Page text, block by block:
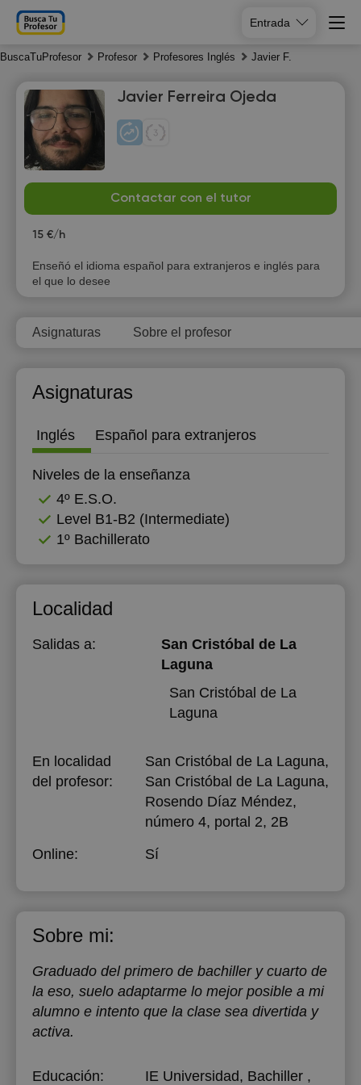
Entrada
BuscaTuProfesor Profesor Profesores Inglés Javier F.
Javier Ferreira Ojeda
Contactar con el tutor
15 €/h
Enseñó el idioma español para extranjeros e inglés para
el que lo desee
Asignaturas Sobre el profesor
Asignaturas
Inglés Español para extranjeros
Niveles de la enseñanza
4º E.S.O.
Level B1-B2 (Intermediate)
1º Bachillerato
Localidad
Salidas a:
San Cristóbal de La
Laguna
San Cristóbal de La
Laguna
En localidad
del profesor:
San Cristóbal de La Laguna,
San Cristóbal de La Laguna,
Rosendo Díaz Méndez,
número 4, portal 2, 2B
Online:
Sí
Sobre mi:
Graduado del primero de bachiller y cuarto de
la eso, suelo adaptarme lo mejor posible a mi
alumno e intento que la clase sea divertida y
activa.
Educación: IE Universidad, Bachiller ,
8
Su
9
Mo
10
11